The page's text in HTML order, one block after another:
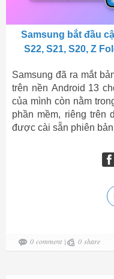
Samsung bắt đầu
S22, S21, S20, Z
Samsung đã ra mắt
trên nền Android 13
của mình còn nằm
phần mềm, riêng
được cài sẵn phiên
0 comment | 0 share